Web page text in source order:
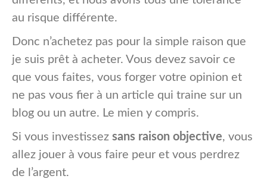
au risque différente.
Donc n’achetez pas pour la simple raison que
je suis prêt à acheter. Vous devez savoir ce
que vous faites, vous forger votre opinion et
ne pas vous fier à un article qui traine sur un
blog ou un autre. Le mien y compris.
Si vous investissez sans raison objective, vous
allez jouer à vous faire peur et vous perdrez
de l’argent.